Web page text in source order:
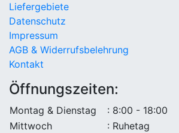
Liefergebiete
Datenschutz
Impressum
AGB & Widerrufsbelehrung
Kontakt
Öffnungszeiten:
Montag & Dienstag
: 8:00 - 18:00
Mittwoch
: Ruhetag